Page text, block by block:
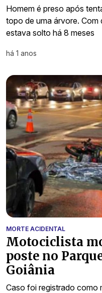
Homem é preso após
topo de uma árvore. Com
estava solto há 8 meses
há 1 anos
MORTE ACIDENTAL
Motociclista
poste no
Goiânia
Caso foi registrado como